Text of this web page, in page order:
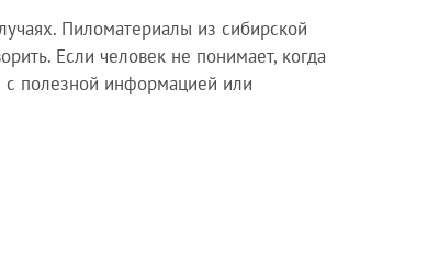
Пиломатериалы из сибирской
Если человек не понимает, когда
с полезной информацией или